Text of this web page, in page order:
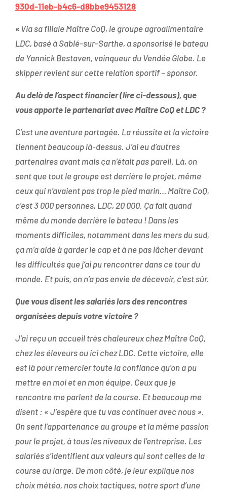
Notre pôle Traiteur
Notre pôle Export & International
Notre pôle Volaille France
930d-11eb-b4c6-d8bbe9453128
« ​Via sa filiale Maître CoQ, le groupe agroalimentaire
LDC, basé à Sablé-sur-Sarthe, a sponsorisé le bateau
de Yannick Bestaven, vainqueur du Vendée Globe. Le
skipper revient sur cette relation sportif – sponsor.
Au delà de l’aspect financier (lire ci-dessous), que
vous apporte le partenariat avec Maître CoQ et LDC ?
C’est une aventure partagée. La réussite et la victoire
tiennent beaucoup là-dessus. J’ai eu d’autres
partenaires avant mais ça n’était pas pareil. Là, on
sent que tout le groupe est derrière le projet, même
ceux qui n’avaient pas trop le pied marin… Maître CoQ,
c’est 3 000 personnes, LDC, 20 000. Ça fait quand
même du monde derrière le bateau ! Dans les
moments difficiles, notamment dans les mers du sud,
ça m’a aidé à garder le cap et à ne pas lâcher devant
les difficultés que j’ai pu rencontrer dans ce tour du
monde. Et puis, on n’a pas envie de décevoir, c’est sûr.
Que vous disent les salariés lors des rencontres
organisées depuis votre victoire ?
J’ai reçu un accueil très chaleureux chez Maître CoQ,
chez les éleveurs ou ici chez LDC. Cette victoire, elle
est là pour remercier toute la confiance qu’on a pu
mettre en moi et en mon équipe. Ceux que je
rencontre me parlent de la course. Et beaucoup me
disent : « J’espère que tu vas continuer avec nous ».
On sent l’appartenance au groupe et la même passion
pour le projet, à tous les niveaux de l’entreprise. Les
salariés s’identifient aux valeurs qui sont celles de la
course au large. De mon côté, je leur explique nos
choix météo, nos choix tactiques, notre sport d’une
des cookies !
Nous utilisons des cookies pour nous assurer du bon
fonctionnement de notre site et à des fins analytiques. Vous
pouvez changer d’avis à tout moment en cliquant sur l’icône
présente sur chaque page de notre site. En autorisant ces
services tiers, vous acceptez le dépôt et la lecture de
à leur bon fonctionnement.
Charte de confidentialité